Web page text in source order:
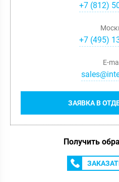
+7(812)
+7(495)
ЗАЯВКА В
E-
Получить